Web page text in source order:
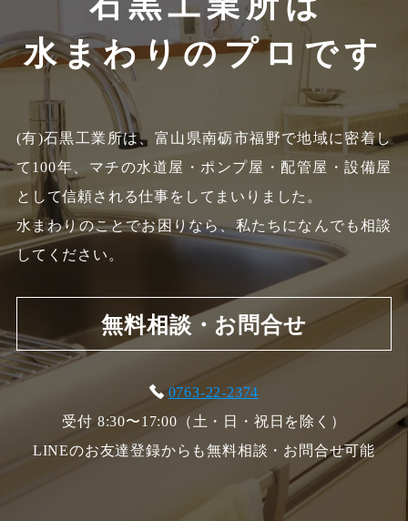
水まわりのプロです
(有)石黒工業所は、富山県南砺市福野で地域に密着し
て100年、 マチの水道屋・ポンプ屋・配管屋・設備屋
として信頼される仕事をしてまいりました。
水まわりのことでお困りなら、私たちになんでも相談
してください。
無料相談・お問合せ
0763-22-2374
受付 8:30〜17:00（土・日・祝日を除く）
LINEのお友達登録からも無料相談・お問合せ可能